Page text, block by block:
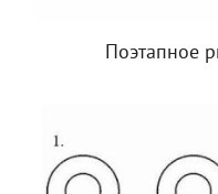
Поэтапное